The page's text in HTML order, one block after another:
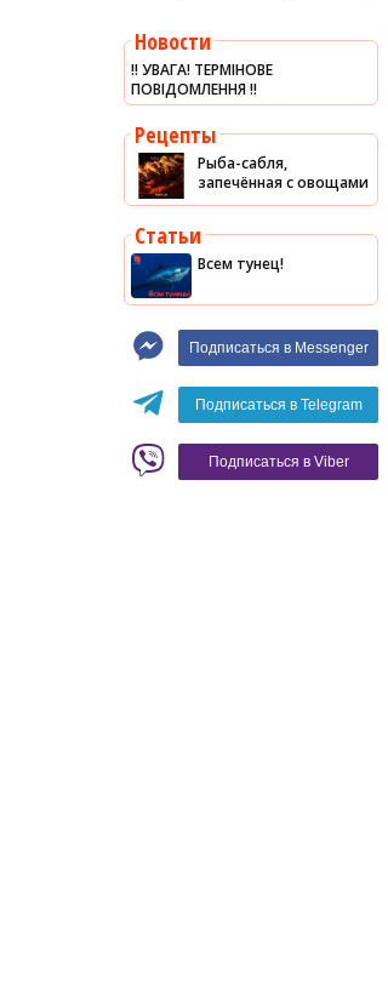
Уксус
Сыры
Соусы
Сладости
Рис
Оливки
Мясные изделия
Вино
Белое вино
Красное вино
Кофе
Blaser
Новости
‼️ УВАГА! ТЕРМІНОВЕ
ПОВІДОМЛЕННЯ ‼️
Рецепты
Рыба-сабля,
запечённая с овощами
Статьи
Всем тунец!
Подписаться в Messenger
Подписаться в Telegram
Подписаться в Viber